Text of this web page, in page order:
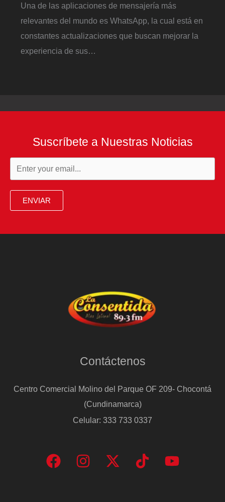
Una de las aplicaciones de mensajería más
relevantes del mundo es WhatsApp, la cual está en
constantes actualizaciones que buscan mejorar la
experiencia de sus…
Suscríbete a Nuestras Noticias
ENVIAR
Contáctenos
Centro Comercial Molino del Parque OF 209- Chocontá
(Cundinamarca)
Celular: 333 733 0337